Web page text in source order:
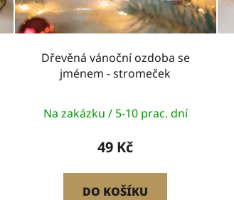
Dřevěná vánoční ozdoba se
jménem - stromeček
Na zakázku / 5-10 prac. dní
49 Kč
DO KOŠÍKU